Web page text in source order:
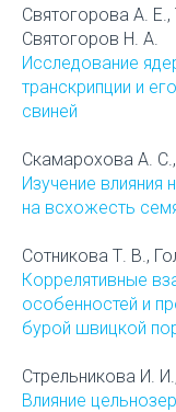
Святогорова А.
Святогоров Н. А.
Исследование
транскрипции и
свиней
Скамарохова А.
Изучение
на всхожесть
Сотникова Т. В.,
Коррелятивные
особенностей и
бурой швицкой
Стрельникова И.
Влияние